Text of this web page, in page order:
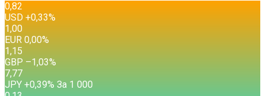
0,82
USD +0,33%
1,00
EUR 0,00%
1,15
GBP –1,03%
7,77
JPY +0,39% За 1 000